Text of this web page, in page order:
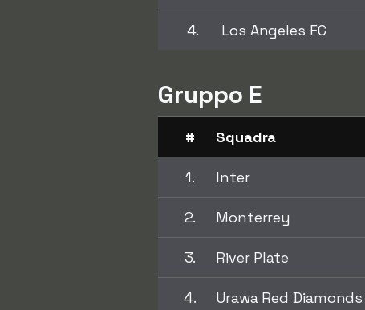
4. Los Angeles FC
Gruppo E
# Squadra
1. Inter
2. Monterrey
3. River Plate
4. Urawa Red Diamonds